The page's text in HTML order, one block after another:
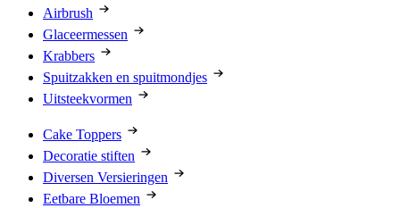
Airbrush
Glaceermessen
Krabbers
Spuitzakken en spuitmondjes
Uitsteekvormen
Cake Toppers
Decoratie stiften
Diversen Versieringen
Eetbare Bloemen